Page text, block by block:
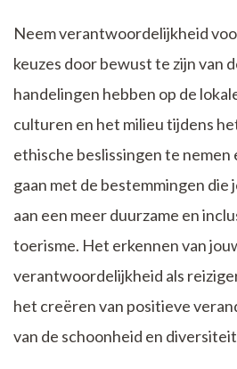
Neem verantwoordelijkheid
keuzes door bewust te zijn van
handelingen hebben op de
culturen en het milieu tijdens
ethische beslissingen te nemen
gaan met de bestemmingen die
aan een meer duurzame en
toerisme. Het erkennen van
verantwoordelijkheid als
het creëren van positieve
van de schoonheid en